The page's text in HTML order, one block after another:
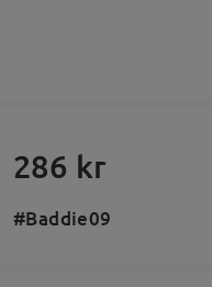
286 kr
#Baddie09